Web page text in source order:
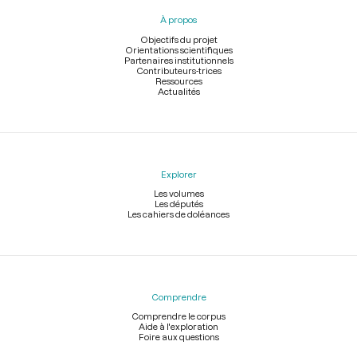
À propos
Objectifs du projet
Orientations scientifiques
Partenaires institutionnels
Contributeurs-trices
Ressources
Actualités
Explorer
Les volumes
Les députés
Les cahiers de doléances
Comprendre
Comprendre le corpus
Aide à l'exploration
Foire aux questions